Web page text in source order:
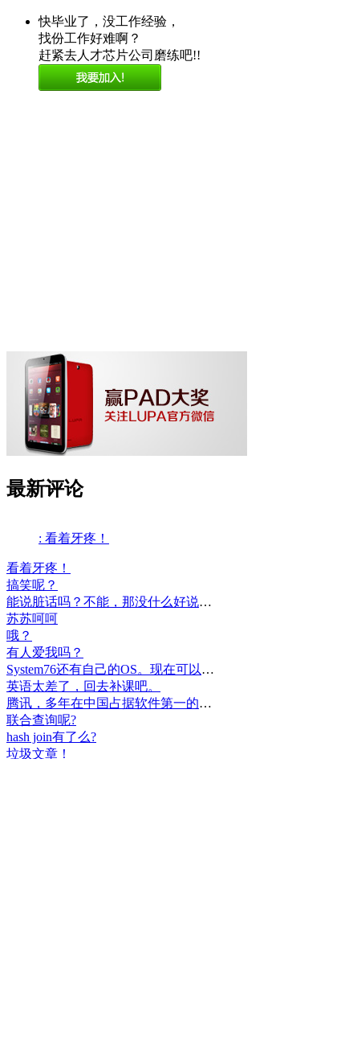
快毕业了，没工作经验，
找份工作好难啊？
赶紧去人才芯片公司磨练吧!!
最新评论
: 看着牙疼！
看着牙疼！
搞笑呢？
能说脏话吗？不能，那没什么好说的了！
苏苏呵呵
哦？
有人爱我吗？
System76还有自己的OS。现在可以递送到很多地区了。
英语太差了，回去补课吧。
腾讯，多年在中国占据软件第一的位置，可惜，除了QQ、微信外，什么都没有做出来。
联合查询呢?
hash join有了么?
垃圾文章！